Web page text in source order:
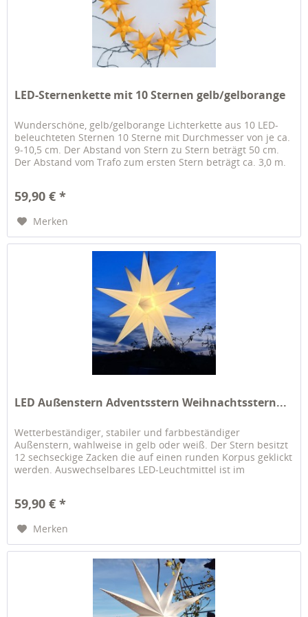
LED-Sternenkette mit 10 Sternen gelb/gelborange
Wunderschöne, gelb/gelborange Lichterkette aus 10 LED-
beleuchteten Sternen 10 Sterne mit Durchmesser von je ca.
9-10,5 cm. Der Abstand von Stern zu Stern beträgt 50 cm.
Der Abstand vom Trafo zum ersten Stern beträgt ca. 3,0 m.
59,90 € *
Merken
LED Außenstern Adventsstern Weihnachtsstern...
Wetterbeständiger, stabiler und farbbeständiger
Außenstern, wahlweise in gelb oder weiß. Der Stern besitzt
12 sechseckige Zacken die auf einen runden Korpus geklickt
werden. Auswechselbares LED-Leuchtmittel ist im
59,90 € *
Merken